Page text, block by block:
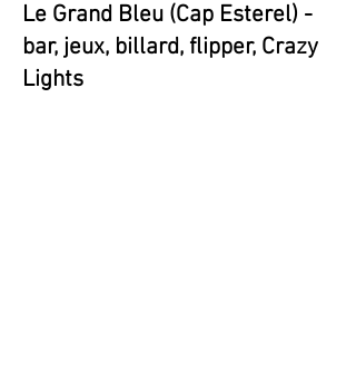
Le Grand Bleu (Cap Esterel) -
bar, jeux, billard, flipper, Crazy
Lights